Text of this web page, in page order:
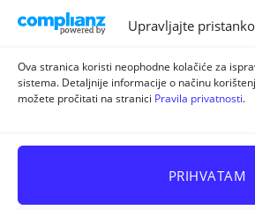
Upravljajte
Ova stranica koristi neophodne kolačiće za
sistema. Detaljnije informacije o načinu
možete pročitati na stranici Pravila privatnosti.
PRIHVATAM